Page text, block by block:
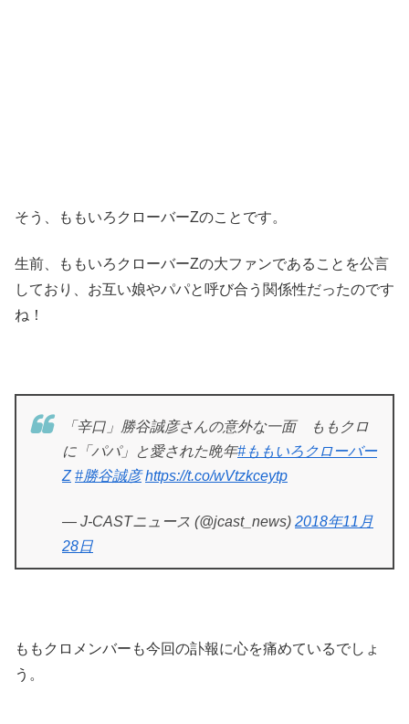
そう、ももいろクローバーZのことです。
生前、ももいろクローバーZの大ファンであることを公言
しており、お互い娘やパパと呼び合う関係性だったのです
ね！
「辛口」勝谷誠彦さんの意外な一面 ももクロ
に「パパ」と愛された晩年#ももいろクローバー
Z #勝谷誠彦 https://t.co/wVtzkceytp
— J-CASTニュース (@jcast_news) 2018年11月
28日
ももクロメンバーも今回の訃報に心を痛めているでしょ
う。